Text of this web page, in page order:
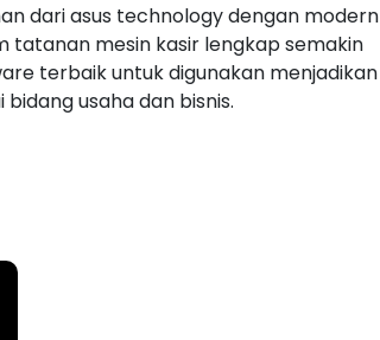
dariasus technology dengan modern
tatanan mesin kasir lengkap semakin
terbaik untuk digunakan menjadikan
usaha dan bisnis.